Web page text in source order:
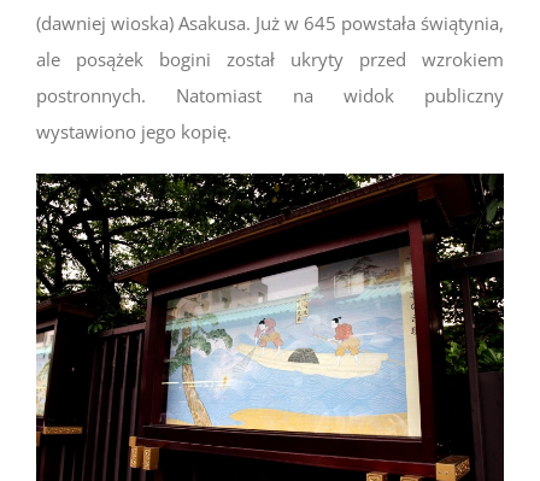
(dawniej wioska) Asakusa. Już w 645 powstała świątynia,
ale posążek bogini został ukryty przed wzrokiem
postronnych. Natomiast na widok publiczny
wystawiono jego kopię.